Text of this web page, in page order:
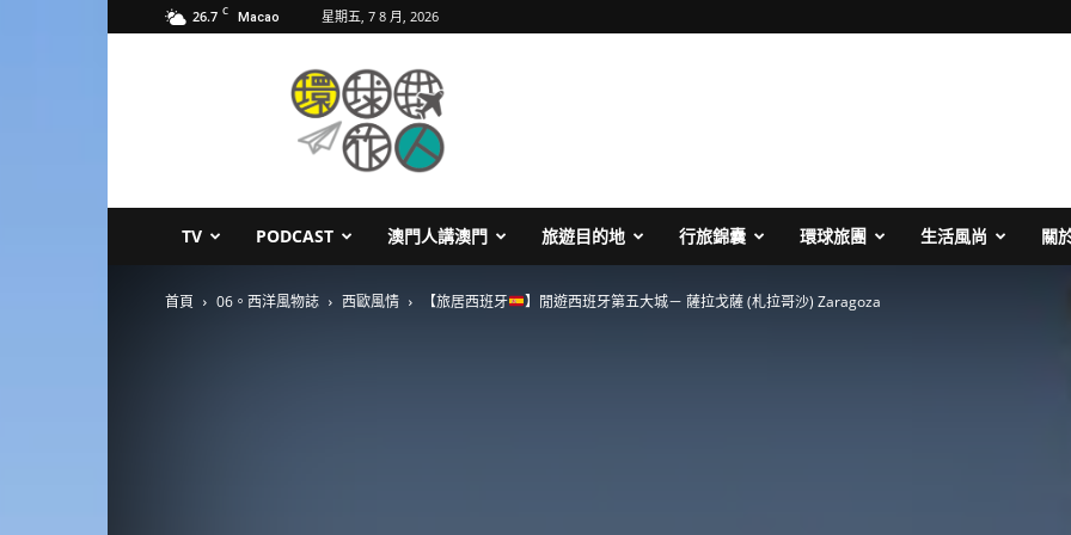
26.7 C Macao 星期五, 7 8 月, 2026
TV PODCAST 澳門人講澳門 旅遊目的地 行旅錦囊 環球旅團 生活風尚 關
首頁 06。西洋風物誌 西歐風情 【旅居西班牙 】閒遊西班牙第五大城－ 薩拉戈薩 (札拉哥沙) Zaragoza